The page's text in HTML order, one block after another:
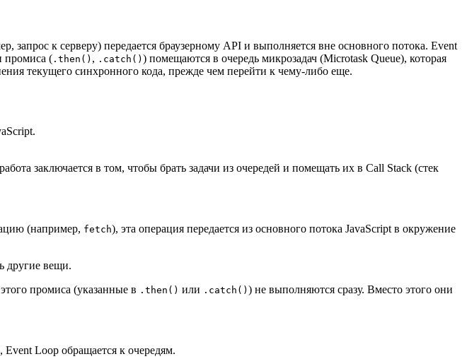
к серверу) передается браузерному API и выполняется вне основного потока. Event
промиса ( .then() , .catch() ) помещаются в очередь микрозадач (Microtask Queue), которая
текущего синхронного кода, прежде чем перейти к чему-либо еще.
заключается в том, чтобы брать задачи из очередей и помещать их в Call Stack (стек
(например, fetch), эта операция передается из основного потока JavaScript в окружение
другие вещи.
промиса (указанные в .then() или .catch() ) не выполняются сразу. Вместо этого они
Loop обращается к очередям.